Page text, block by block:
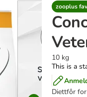
zooplus
10 kg
This is a
Diettfôr